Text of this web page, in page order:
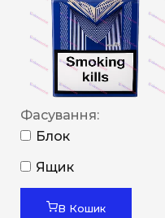
Фасування:
Блок
Ящик
В Кошик